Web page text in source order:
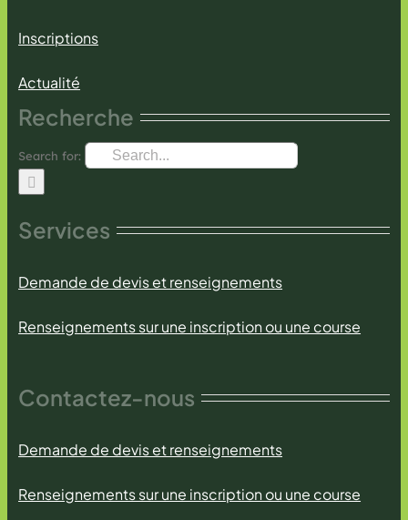
Inscriptions
Actualité
Recherche
Search for:
Services
Demande de devis et renseignements
Renseignements sur une inscription ou une course
Contactez-nous
Demande de devis et renseignements
Renseignements sur une inscription ou une course